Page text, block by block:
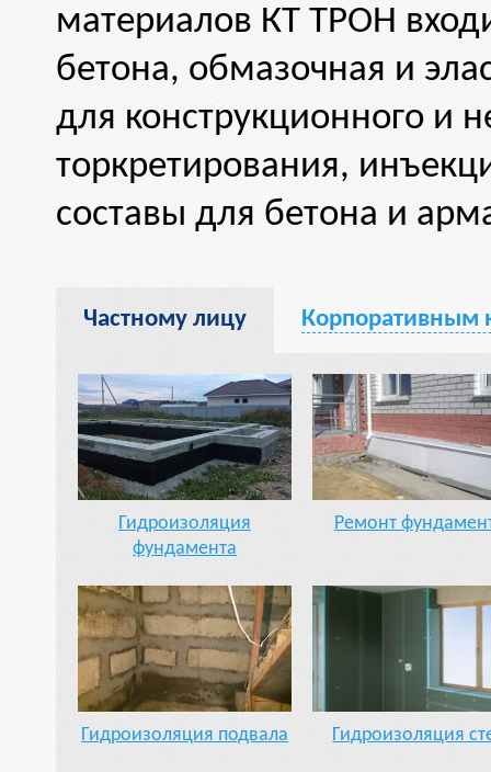
материалов КТ ТРОН
бетона, обмазочная и
для конструкционного и
торкретирования,
составы для бетона и
Частному лицу Корпоративным
Гидроизоляция
фундамента
Ремонт
Гидроизоляция подвала Гидроизоляция